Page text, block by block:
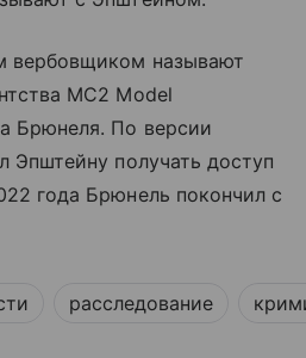
вербовщиком называют
MC2 Model
Брюнеля. По версии
Эпштейну получать доступ
года Брюнель покончил с
расследование